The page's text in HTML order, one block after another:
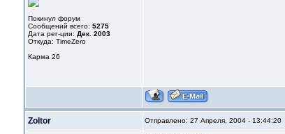
Покинул форум
Сообщений всего: 5275
Дата рег-ции: Дек. 2003
Откуда: TimeZero
Карма 26
Zoltor Отправлено: 27 Апреля, 2004 - 13:44:20